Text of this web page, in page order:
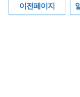
이전페이지